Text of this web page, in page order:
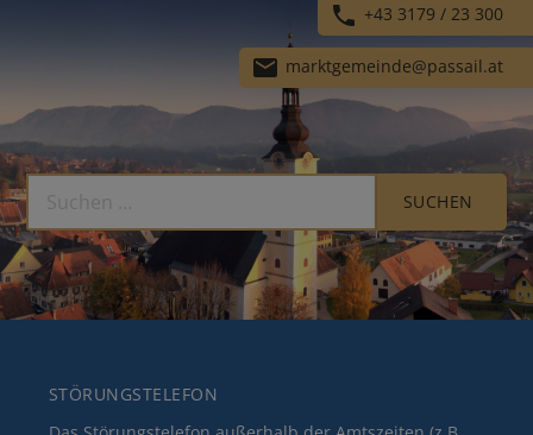
phone +43 3179 / 23 300
email marktgemeinde@passail.at
STÖRUNGSTELEFON